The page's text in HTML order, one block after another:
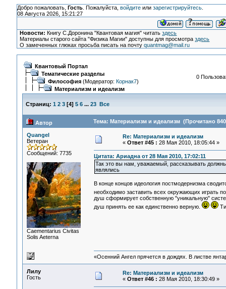
Добро пожаловать, Гость. Пожалуйста, войдитеили зарегистрируйтесь.
08 Августа 2026, 15:21:27
Новости: Книгу С.Доронина "Квантовая магия" читатьздесь
Материалы старого сайта "Физика Магии" доступны для просмотраздесь
О замеченных глюках просьба писать на почтуquantmag@mail.ru
Квантовый Портал
Тематические разделы
Философия(Модератор: Корнак7)
Материализм и идеализм
0
Страниц: 1 2 3[4] 5 6 ... 23 Все
Автор Тема: Материализм и идеализм (Прочитано
Quangel
Ветеран
Сообщений: 7735
Сaementarius Civitas
Solis Aeterna
Re: Материализм и идеализм
« Ответ #45 : 28 Мая 2010, 18:05:44 »
Цитата: Ариадна от 28 Мая 2010, 17:02:11
Так это вы нам, уважаемый, рассказывать
являлись
В конце концов идеология постмодернизма
необходимо заставить всех окружающих играть
душ сформирует собственную "уникальную"
душ принять ее как единственно верную.
«Осенний Ангел прячется в дождях. В листве
Лилу
Гость
Re: Материализм и идеализм
« Ответ #46 : 28 Мая 2010, 18:30:49 »